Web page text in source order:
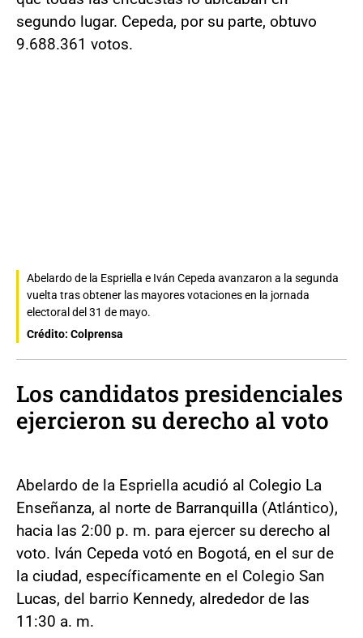
segundo lugar. Cepeda, por su parte, obtuvo
9.688.361 votos.
Abelardo de la Espriella e Iván Cepeda avanzaron a la segunda
vuelta tras obtener las mayores votaciones en la jornada
electoral del 31 de mayo.
Crédito: Colprensa
Los candidatos presidenciales
ejercieron su derecho al voto
Abelardo de la Espriella acudió al Colegio La
Enseñanza, al norte de Barranquilla (Atlántico),
hacia las 2:00 p. m. para ejercer su derecho al
voto. Iván Cepeda votó en Bogotá, en el sur de
la ciudad, específicamente en el Colegio San
Lucas, del barrio Kennedy, alrededor de las
11:30 a. m.